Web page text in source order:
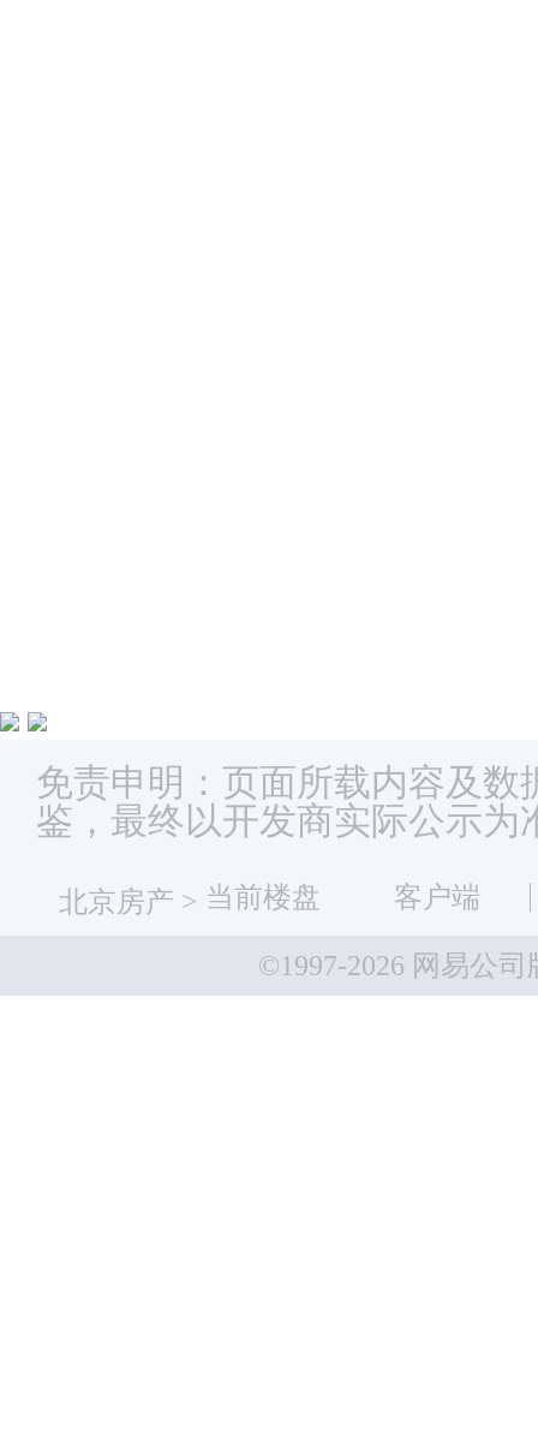
免责申明：页面所载内容及数
鉴，最终以开发商实际公示为
北京房产 > 当前楼盘 客户端
©1997-2026 网易公